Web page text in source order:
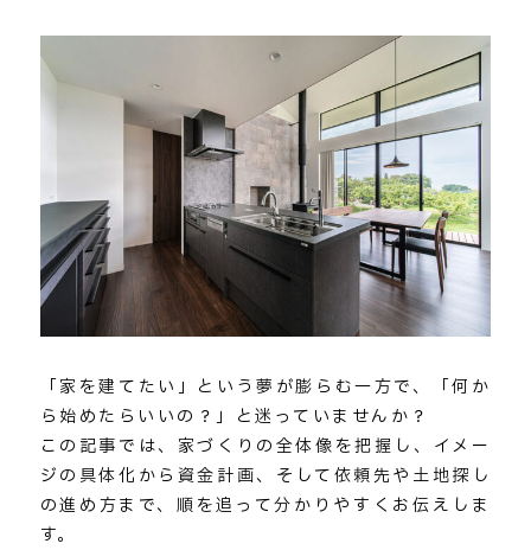
「家を建てたい」という夢が膨らむ一方で、「何か
ら始めたらいいの？」と迷っていませんか？
この記事では、家づくりの全体像を把握し、イメー
ジの具体化から資金計画、そして依頼先や土地探し
の進め方まで、順を追って分かりやすくお伝えしま
す。